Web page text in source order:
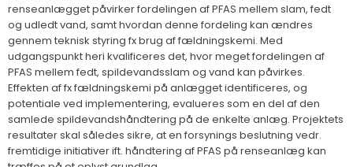
renseanlægget påvirker fordelingen af PFAS mellem slam, fedt
og udledt vand, samt hvordan denne fordeling kan ændres
gennem teknisk styring fx brug af fældningskemi. Med
udgangspunkt heri kvalificeres det, hvor meget fordelingen af
PFAS mellem fedt, spildevandsslam og vand kan påvirkes.
Effekten af fx fældningskemi på anlægget identificeres, og
potentiale ved implementering, evalueres som en del af den
samlede spildevandshåndtering på de enkelte anlæg. Projektets
resultater skal således sikre, at en forsynings beslutning vedr.
fremtidige initiativer ift. håndtering af PFAS på renseanlæg kan